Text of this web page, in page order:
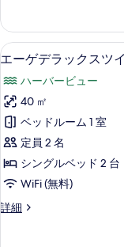
を
表
示
す
る
ル
ル
ー
ム
（シ
ン
グ
ル
ベ
ッ
ー
ペ
リ
ト
リ
プ
ル
ル
ー
ム
（シ
ン
グ
エ
ゲ
デ
ラ
ッ
ク
ツ
5
エーゲデラックスツ
ハーバービュー
40 ㎡
ベッドルーム 1 室
定員 2 名
シングルベッド 2 台
WiFi (無料)
詳細
エ